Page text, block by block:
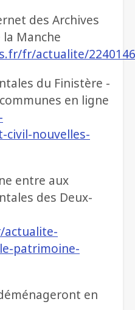
des Archives
Manche
fr/actualite/
du Finistère -
en ligne
nouvelles-
entre aux
des Deux-
patrimoine-
en